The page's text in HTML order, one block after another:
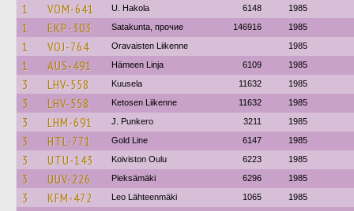
1 VOM-641 U. Hakola 6148 1985
1 EKP-303 Satakunta, прочие 146916 1985
1 VOJ-764 Oravaisten Liikenne 1985
1 AUS-491 Hämeen Linja 6109 1985
3 LHV-558 Kuusela 11632 1985
3 LHV-558 Ketosen Liikenne 11632 1985
3 LHM-691 J. Punkero 3211 1985
3 HTL-771 Gold Line 6147 1985
3 UTU-143 Koiviston Oulu 6223 1985
3 UUV-226 Pieksämäki 6296 1985
3 KFM-472 Leo Lähteenmäki 1065 1985